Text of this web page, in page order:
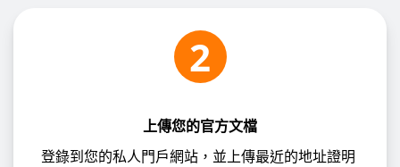
2
上傳您的官方文檔
登錄到您的私人門戶網站，並上傳最近的地址證明